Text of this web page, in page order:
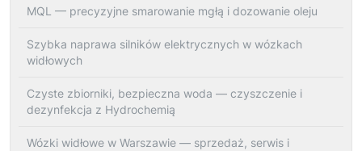
MQL — precyzyjne smarowanie mgłą i dozowanie oleju
Szybka naprawa silników elektrycznych w wózkach
widłowych
Czyste zbiorniki, bezpieczna woda — czyszczenie i
dezynfekcja z Hydrochemią
Wózki widłowe w Warszawie — sprzedaż, serwis i